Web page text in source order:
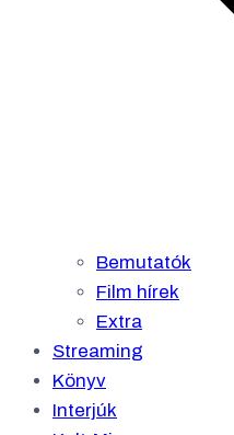
Bemutatók
Film hírek
Extra
Streaming
Könyv
Interjúk